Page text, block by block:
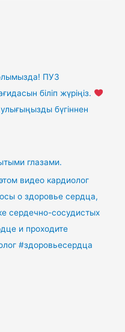
ПУЗ
біліп жүріңіз.
бүгіннен
глазами.
видео кардиолог
о здоровье сердца,
сердечно-сосудистых
и проходите
#здоровьесердца